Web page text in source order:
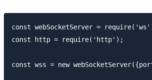
const webSocketServer =
const http = require('http');
const wss = new